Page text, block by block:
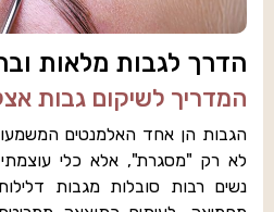
הדרך לגבות מלאות
המדריך לשיקום גבות
הגבות הן אחד האלמנטים
לא רק "מסגרת", אלא כלי
נשים רבות סובלות מגבות